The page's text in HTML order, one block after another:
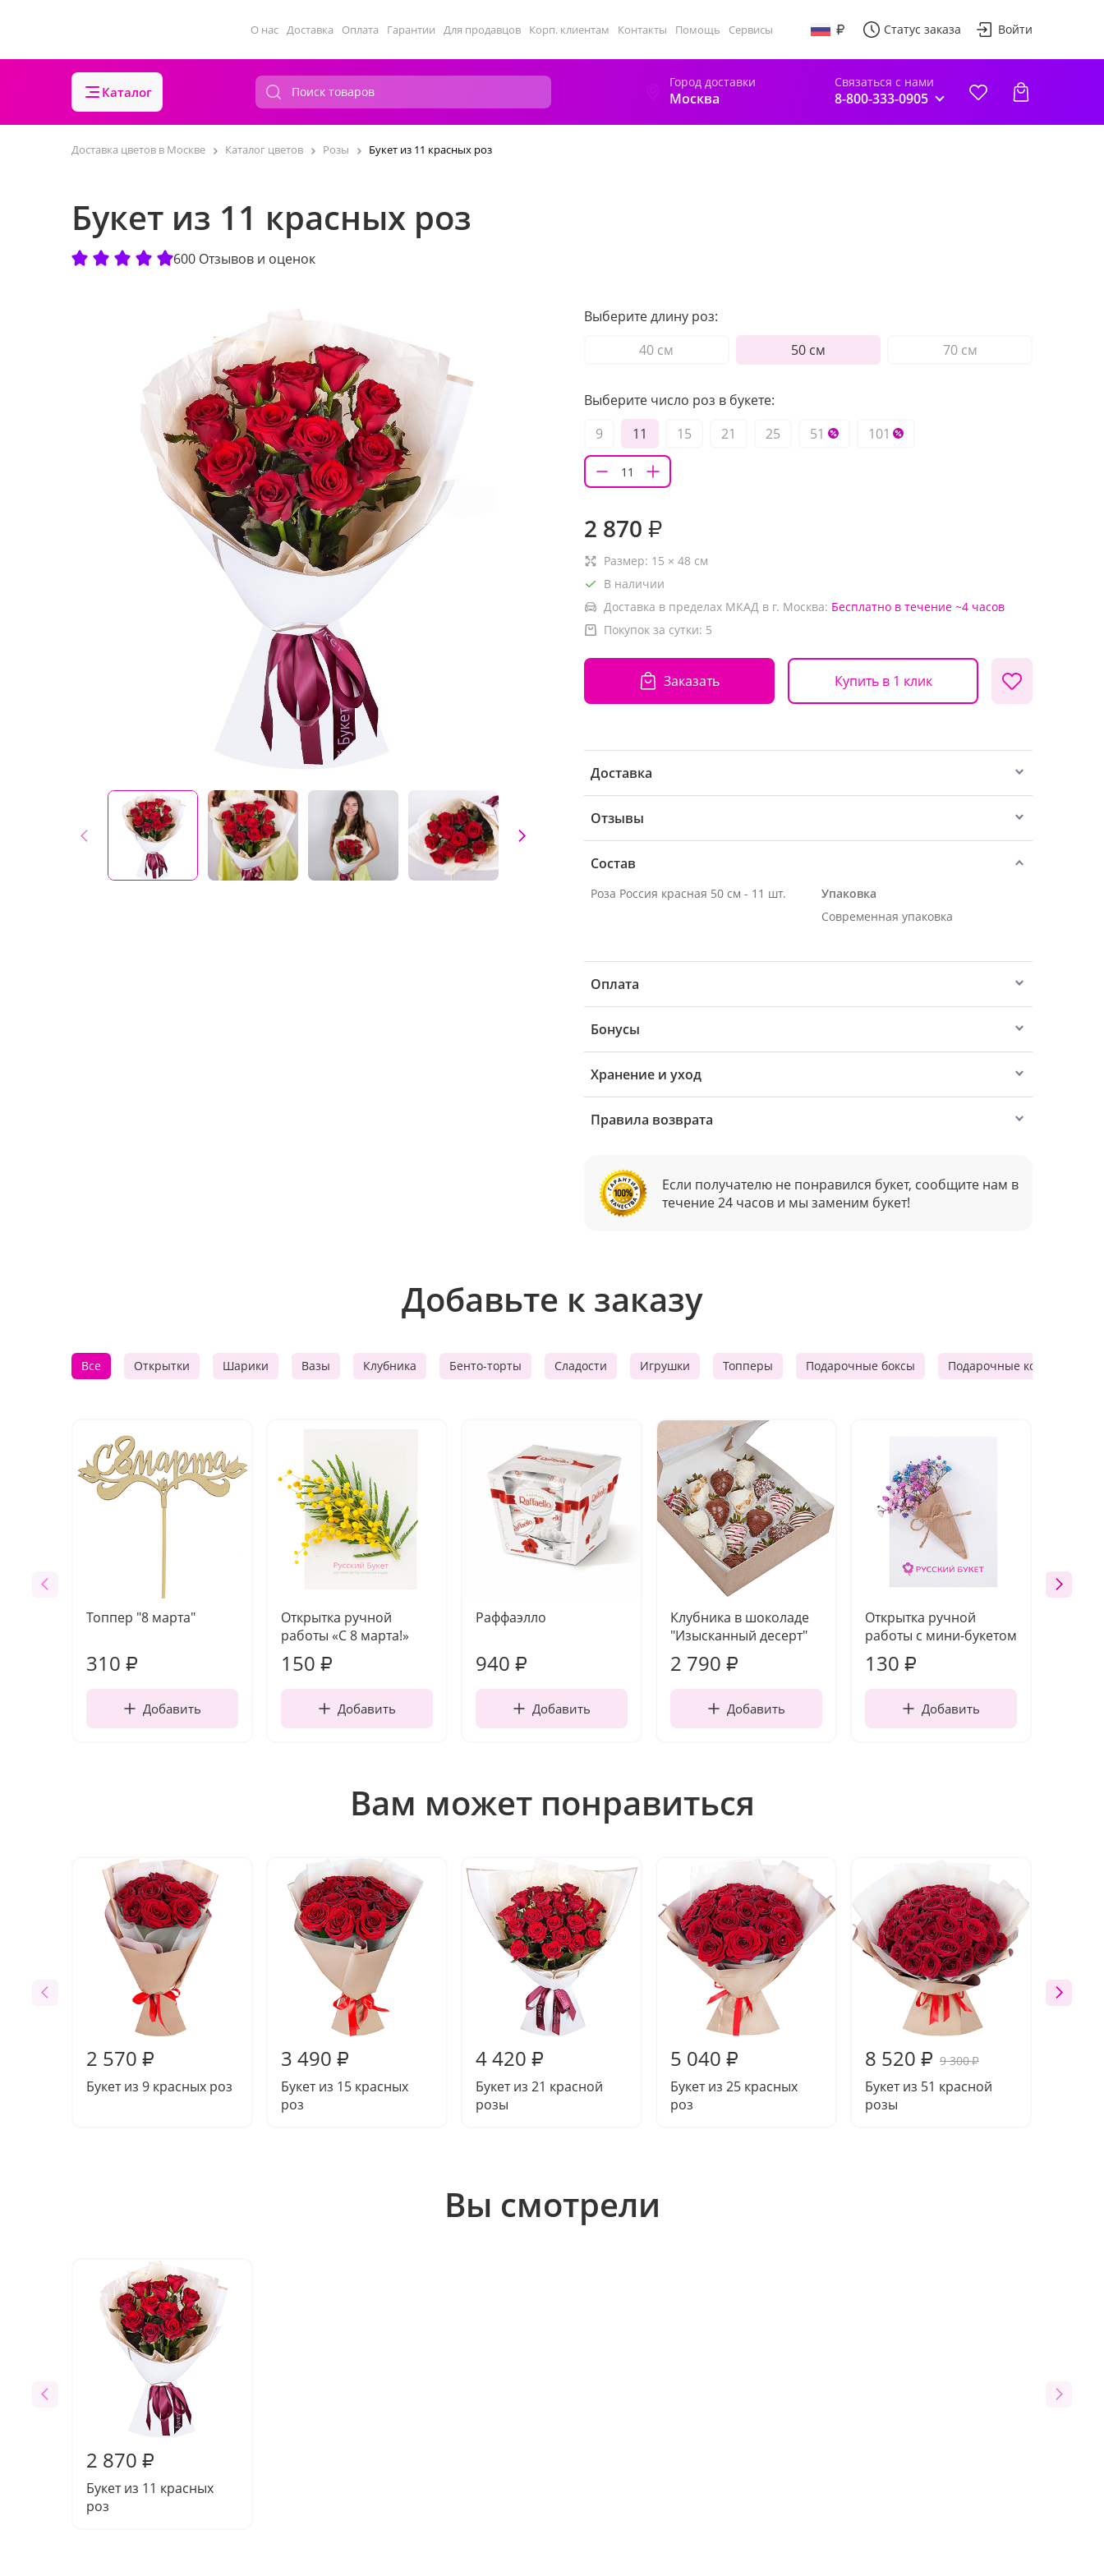
О нас Доставка Оплата Гарантии Для продавцов Корп. клиентам Контакты Помощь Сервисы Статус заказа Войти
Каталог
Город доставки
Москва
Связаться с нами
8-800-333-0905
Доставка цветов в Москве Каталог цветов Розы Букет из 11 красных роз
Букет из 11 красных роз
600 Отзывов и оценок
Выберите длину роз:
40 см
50 см 70 см
Выберите число роз в букете:
9
11 15 21 25 51 101
2 870 ₽
Размер: 15 × 48 см
В наличии
Доставка в пределах МКАД в г. Москва: Бесплатно в течение ~4 часов
Покупок за сутки: 5
Заказать Купить в 1 клик
Доставка
Отзывы
Состав
Роза Россия красная 50 см - 11 шт.
Упаковка
Современная упаковка
Оплата
Бонусы
Хранение и уход
Правила возврата
Если получателю не понравился букет, сообщите нам в
течение 24 часов и мы заменим букет!
Добавьте к заказу
Все Открытки Шарики Вазы Клубника Бенто-торты Сладости Игрушки Топперы Подарочные боксы Подарочные корзины
Топпер "8 марта"
310 ₽
Добавить
Открытка ручной
работы «С 8 марта!»
150 ₽
Добавить
Раффаэлло
940 ₽
Добавить
Клубника в шоколаде
"Изысканный десерт"
2 790 ₽
Добавить
Открытка ручной
работы с мини-букетом
130 ₽
Добавить
Вам может понравиться
2 570 ₽
Букет из 9 красных роз
3 490 ₽
Букет из 15 красных
роз
4 420 ₽
Букет из 21 красной
розы
5 040 ₽
Букет из 25 красных
роз
8 520 ₽ 9 300₽
Букет из 51 красной
розы
Вы смотрели
2 870 ₽
Букет из 11 красных
роз